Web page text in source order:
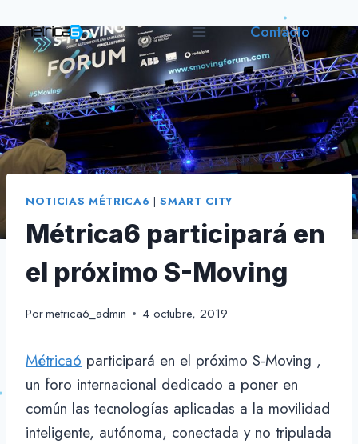
al
contenido
Contacto
NOTICIAS MÉTRICA6 |SMART CITY
Métrica6 participará en
el próximo S-Moving
Pormetrica6_admin 4 octubre, 2019
Métrica6 participará en el próximo S-Moving ,
un foro internacional dedicado a poner en
común las tecnologías aplicadas a la movilidad
inteligente, autónoma, conectada y no tripulada